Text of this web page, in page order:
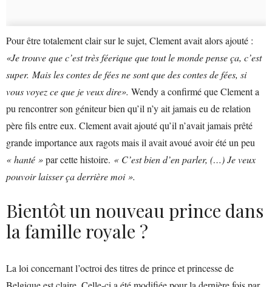
Pour être totalement clair sur le sujet, Clement avait alors ajouté :
«Je trouve que c’est très féerique que tout le monde pense ça, c’est
super. Mais les contes de fées ne sont que des contes de fées, si
vous voyez ce que je veux dire». Wendy a confirmé que Clement a
pu rencontrer son géniteur bien qu’il n’y ait jamais eu de relation
père fils entre eux. Clement avait ajouté qu’il n’avait jamais prêté
grande importance aux ragots mais il avait avoué avoir été un peu
« hanté »par cette histoire. « C’est bien d’en parler, (…) Je veux
pouvoir laisser ça derrière moi ».
Bientôt un nouveau prince dans
la famille royale ?
La loi concernant l’octroi des titres de prince et princesse de